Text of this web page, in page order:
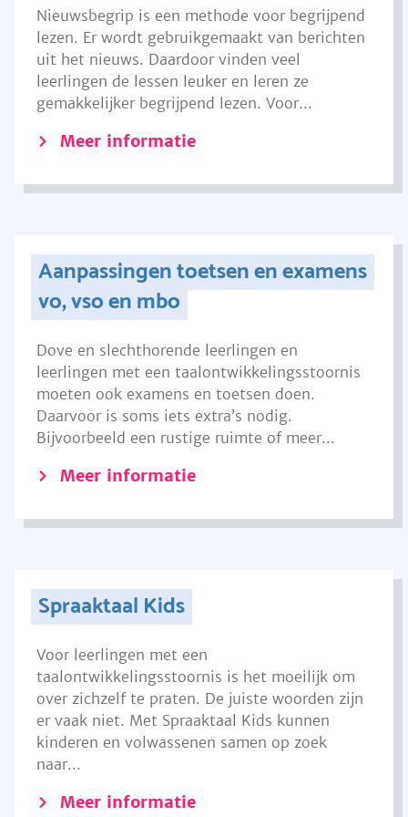
Nieuwsbegrip is een methode voor begrijpend
lezen. Er wordt gebruikgemaakt van berichten
uit het nieuws. Daardoor vinden veel
leerlingen de lessen leuker en leren ze
gemakkelijker begrijpend lezen. Voor...
Meer informatie
Aanpassingen toetsen en examens
vo, vso en mbo
Dove en slechthorende leerlingen en
leerlingen met een taalontwikkelingsstoornis
moeten ook examens en toetsen doen.
Daarvoor is soms iets extra’s nodig.
Bijvoorbeeld een rustige ruimte of meer...
Meer informatie
Spraaktaal Kids
Voor leerlingen met een
taalontwikkelingsstoornis is het moeilijk om
over zichzelf te praten. De juiste woorden zijn
er vaak niet. Met Spraaktaal Kids kunnen
kinderen en volwassenen samen op zoek
naar...
Meer informatie